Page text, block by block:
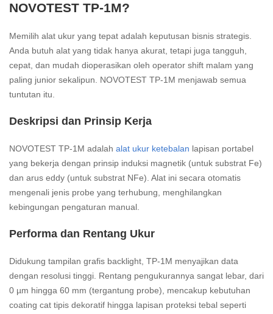
NOVOTEST TP-1M?
Memilih alat ukur yang tepat adalah keputusan bisnis strategis.
Anda butuh alat yang tidak hanya akurat, tetapi juga tangguh,
cepat, dan mudah dioperasikan oleh operator shift malam yang
paling junior sekalipun. NOVOTEST TP-1M menjawab semua
tuntutan itu.
Deskripsi dan Prinsip Kerja
NOVOTEST TP-1M adalah alat ukur ketebalan lapisan portabel
yang bekerja dengan prinsip induksi magnetik (untuk substrat Fe)
dan arus eddy (untuk substrat NFe). Alat ini secara otomatis
mengenali jenis probe yang terhubung, menghilangkan
kebingungan pengaturan manual.
Performa dan Rentang Ukur
Didukung tampilan grafis backlight, TP-1M menyajikan data
dengan resolusi tinggi. Rentang pengukurannya sangat lebar, dari
0 µm hingga 60 mm (tergantung probe), mencakup kebutuhan
coating cat tipis dekoratif hingga lapisan proteksi tebal seperti